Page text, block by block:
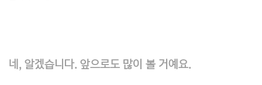
네, 알겠습니다. 앞으로도 많이 볼 거예요.